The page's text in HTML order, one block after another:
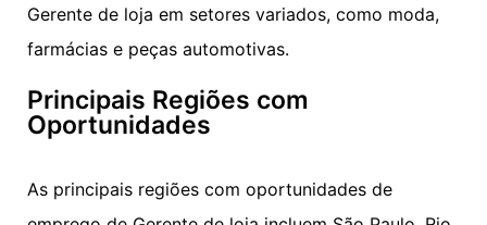
Gerente de loja em setores variados, como moda,
farmácias e peças automotivas.
Principais Regiões com
Oportunidades
As principais regiões com oportunidades de